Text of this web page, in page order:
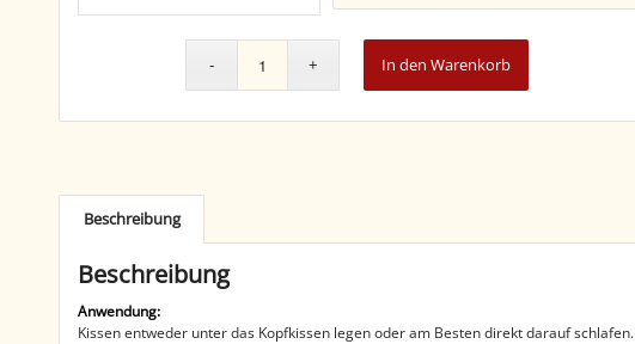
In den Warenkorb
Beschreibung
Beschreibung
Anwendung:
Kissen entweder unter das Kopfkissen legen oder am Besten direkt darauf schlafen.